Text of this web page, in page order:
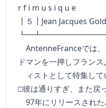
r f i m u s i q u e
┃５┃Jean Jacques
AntenneFranceでは
ドマンを一押しフラン
ィストとして特集して
□彼は通りすぎ、また戻
97年にリリースされ